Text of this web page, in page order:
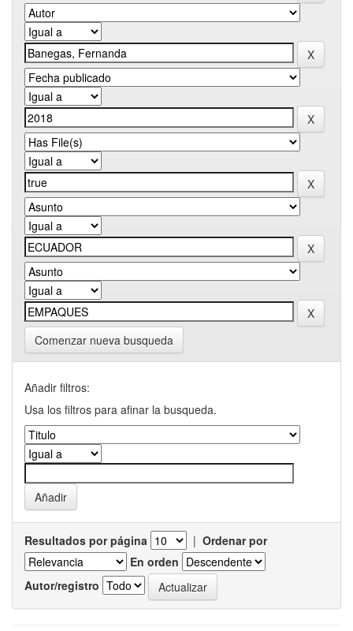
Comenzar nueva busqueda
Añadir filtros:
Usa los filtros para afinar la busqueda.
Resultados por página | Ordenar por
En orden
Autor/registro